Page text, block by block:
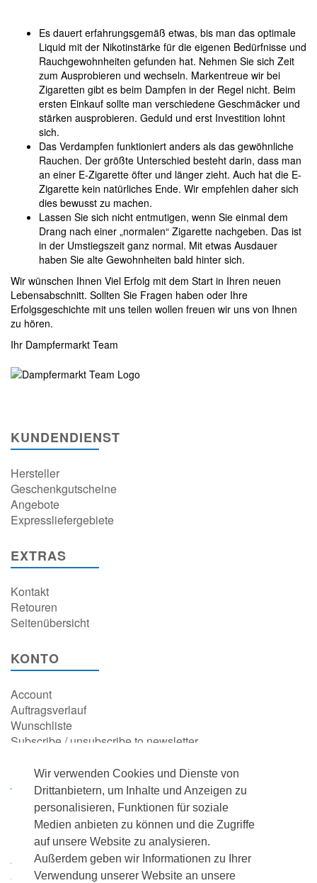
Wir verwenden Cookies und Dienste von
Drittanbietern, um Inhalte und Anzeigen zu
personalisieren, Funktionen für soziale
Medien anbieten zu können und die Zugriffe
auf unsere Website zu analysieren.
Außerdem geben wir Informationen zu Ihrer
Verwendung unserer Website an unsere
Es dauert erfahrungsgemäß etwas, bis man das optimale
Liquid mit der Nikotinstärke für die eigenen Bedürfnisse und
Rauchgewohnheiten gefunden hat. Nehmen Sie sich Zeit
zum Ausprobieren und wechseln. Markentreue wir bei
Zigaretten gibt es beim Dampfen in der Regel nicht. Beim
ersten Einkauf sollte man verschiedene Geschmäcker und
stärken ausprobieren. Geduld und erst Investition lohnt
sich.
Das Verdampfen funktioniert anders als das gewöhnliche
Rauchen. Der größte Unterschied besteht darin, dass man
an einer E-Zigarette öfter und länger zieht. Auch hat die E-
Zigarette kein natürliches Ende. Wir empfehlen daher sich
dies bewusst zu machen.
Lassen Sie sich nicht entmutigen, wenn Sie einmal dem
Drang nach einer „normalen“ Zigarette nachgeben. Das ist
in der Umstiegszeit ganz normal. Mit etwas Ausdauer
haben Sie alte Gewohnheiten bald hinter sich.
Wir wünschen Ihnen Viel Erfolg mit dem Start in Ihren neuen
Lebensabschnitt. Sollten Sie Fragen haben oder Ihre
Erfolgsgeschichte mit uns teilen wollen freuen wir uns von Ihnen
zu hören.
Ihr Dampfermarkt Team
KUNDENDIENST
Hersteller
Geschenkgutscheine
Angebote
Expressliefergebiete
EXTRAS
Kontakt
Retouren
Seitenübersicht
KONTO
Account
Auftragsverlauf
Wunschliste
Subscribe / unsubscribe to newsletter
RECHTLICHES
Datenschutz
Impressum
Batterieverordnung
Zahlungsmöglichkeiten
AGB's